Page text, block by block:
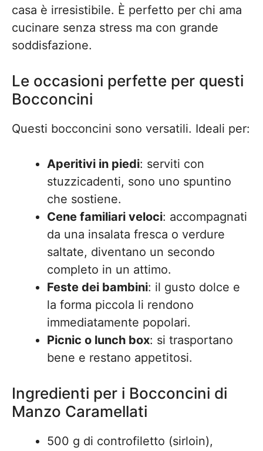
casa è irresistibile. È perfetto per chi ama
cucinare senza stress ma con grande
soddisfazione.
Le occasioni perfette per questi
Bocconcini
Questi bocconcini sono versatili. Ideali per:
Aperitivi in piedi: serviti con
stuzzicadenti, sono uno spuntino
che sostiene.
Cene familiari veloci: accompagnati
da una insalata fresca o verdure
saltate, diventano un secondo
completo in un attimo.
Feste dei bambini: il gusto dolce e
la forma piccola li rendono
immediatamente popolari.
Picnic o lunch box: si trasportano
bene e restano appetitosi.
Ingredienti per i Bocconcini di
Manzo Caramellati
500 g di controfiletto (sirloin),